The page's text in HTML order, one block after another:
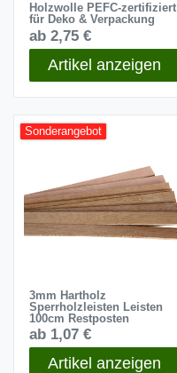
Holzwolle PEFC-zertifiziert
für Deko & Verpackung
ab 2,75 €
Artikel anzeigen
Sonderangebot
3mm Hartholz
Sperrholzleisten Leisten
100cm Restposten
ab 1,07 €
Artikel anzeigen